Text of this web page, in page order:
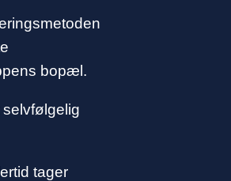
bopæl.
tager